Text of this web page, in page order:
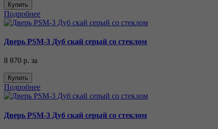
Купить
Подробнее
Дверь PSM-3 Дуб скай серый со стеклом
8 870 р. за
Купить
Подробнее
Дверь PSM-3 Дуб скай серый со стеклом